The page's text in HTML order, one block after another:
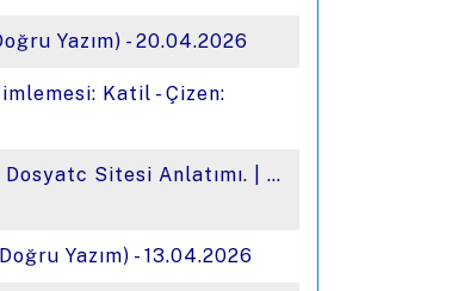
Yazım) - 20.04.2026
Katil - Çizen:
Sitesi Anlatımı. | …
Yazım) - 13.04.2026